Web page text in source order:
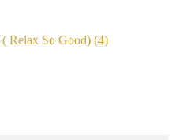
Relax So Good) (4)